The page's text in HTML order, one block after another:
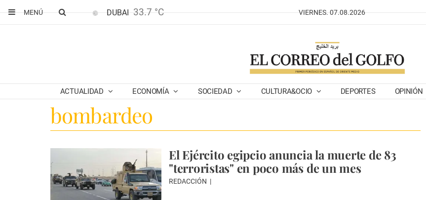
MENÚ
DUBAI 33.7 °C VIERNES. 07.08.2026
ACTUALIDAD ECONOMÍA SOCIEDAD CULTURA&OCIO DEPORTES OPINIÓN
bombardeo
El Ejército egipcio anuncia la muerte de 83
"terroristas" en poco más de un mes
REDACCIÓN